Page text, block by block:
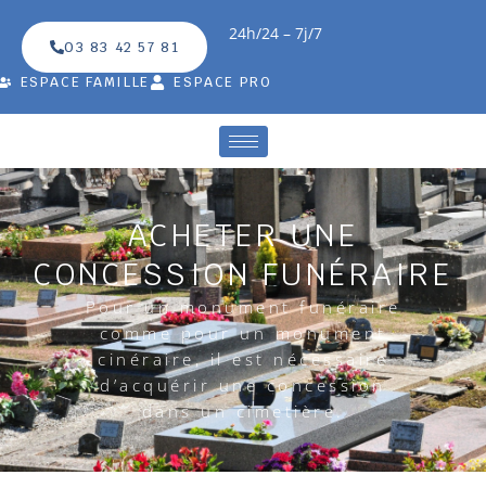
03 83 42 57 81
24h/24 – 7j/7
ESPACE FAMILLE ESPACE PRO
ACHETER UNE
CONCESSION FUNÉRAIRE
Pour un monument funéraire
comme pour un monument
cinéraire, il est nécessaire
d’acquérir une concession
dans un cimetière.